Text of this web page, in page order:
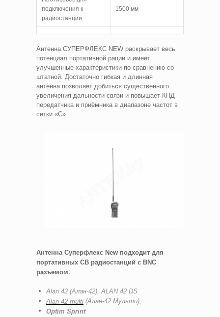
подключения к
радиостанции
1500 мм
Антенна СУПЕРФЛЕКС NEW раскрывает весь
потенциал портативной рации и имеет
улучшенные характеристики по сравнению со
штатной. Достаточно гибкая и длинная
антенна позволяет добиться существенного
увеличения дальности связи и повышает КПД
передатчика и приёмника в диапазоне частот в
сетки «С».
Антенна Суперфлекс New подходит для
портативных CB радиостанций c BNC
разъемом:
Alan 42 (Алан-42), ALAN 42 DS
Alan 42 multi (Алан-42 Мульти),
Optim Sprint